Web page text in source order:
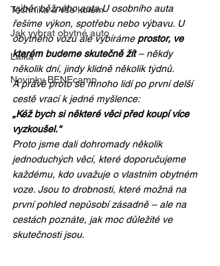
Technika a vše kolem
Jak vybrat obytné auto
Laika
Novinky BENEcamp
výběr běžného auta.U osobního auta
řešíme výkon, spotřebu nebo výbavu. U
obytného vozu ale vybíráme prostor, ve
kterém budeme skutečně žít – někdy
několik dní, jindy klidně několik týdnů.
A právě proto se mnoho lidí po první delší
cestě vrací k jedné myšlence:
„Kéž bych si některé věci před koupí více
vyzkoušel.“
Proto jsme dali dohromady několik
jednoduchých věcí, které doporučujeme
každému, kdo uvažuje o vlastním obytném
voze. Jsou to drobnosti, které možná na
první pohled nepůsobí zásadně – ale na
cestách poznáte, jak moc důležité ve
skutečnosti jsou.